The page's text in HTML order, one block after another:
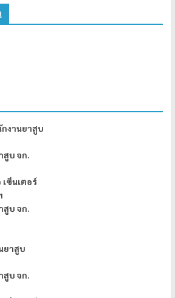
งานยาสูบ
บ จก.
ซ็นเตอร์
บ จก.
ยาสูบ
บ จก.